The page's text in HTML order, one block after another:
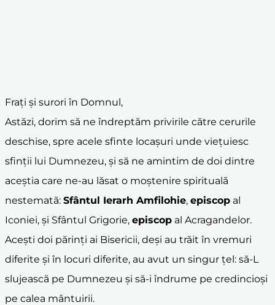
Frați și surori în Domnul,
Astăzi, dorim să ne îndreptăm privirile către cerurile
deschise, spre acele sfinte locașuri unde viețuiesc
sfinții lui Dumnezeu, și să ne amintim de doi dintre
aceștia care ne-au lăsat o moștenire spirituală
nestemată: Sfântul Ierarh Amfilohie, episcop al
Iconiei, și Sfântul Grigorie, episcop al Acragandelor.
Acești doi părinți ai Bisericii, deși au trăit în vremuri
diferite și în locuri diferite, au avut un singur țel: să-L
slujească pe Dumnezeu și să-i îndrume pe credincioși
pe calea mântuirii.